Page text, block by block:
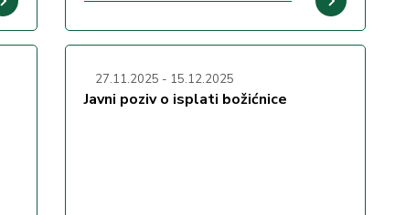
27.11.2025 - 15.12.2025
Javni poziv o isplati božićnice